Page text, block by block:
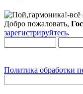
Добро пожаловать,
зарегистрируйтесь.
Политика обработки